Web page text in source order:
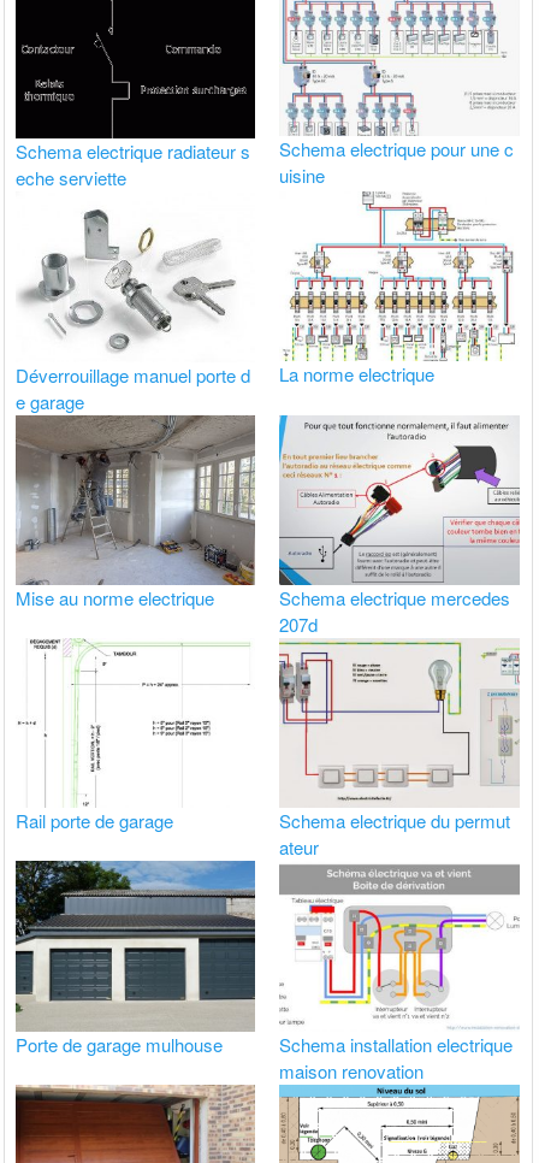
Schema electrique radiateur s
eche serviette
Schema electrique pour une c
uisine
Déverrouillage manuel porte d
e garage
La norme electrique
Mise au norme electrique
Schema electrique mercedes
207d
Rail porte de garage
Schema electrique du permut
ateur
Porte de garage mulhouse
Schema installation electrique
maison renovation